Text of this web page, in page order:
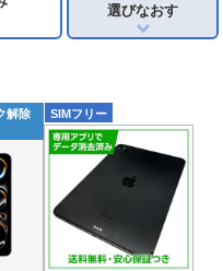
選びなおす
解除
SIMフリー